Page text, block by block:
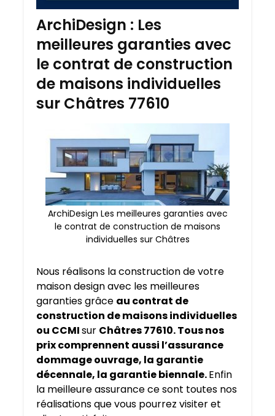
ArchiDesign : Les
meilleures garanties avec
le contrat de construction
de maisons individuelles
sur Châtres 77610
ArchiDesign Les meilleures garanties avec
le contrat de construction de maisons
individuelles sur Châtres
Nous réalisons la construction de votre
maison design avec les meilleures
garanties grâce au contrat de
construction de maisons individuelles
ou CCMIsur Châtres 77610. Tous nos
prix comprennent aussi l’assurance
dommage ouvrage, la garantie
décennale, la garantie biennale.Enfin
la meilleure assurance ce sont toutes nos
réalisations que vous pourrez visiter et